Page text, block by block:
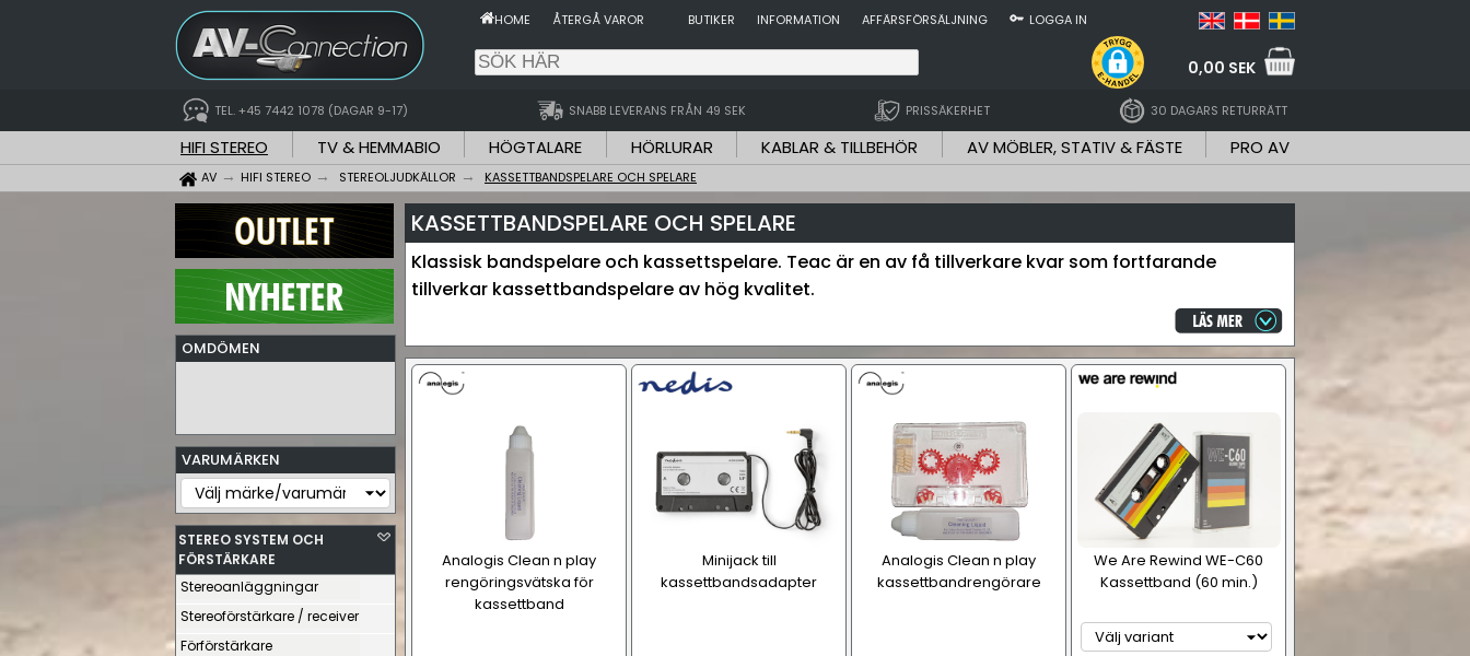
HOME ÅTERGÅ VAROR BUTIKER INFORMATION AFFÄRSFÖRSÄLJNING LOGGA IN
0,00 SEK
TEL. +45 7442 1078 (DAGAR 9-17) SNABB LEVERANS FRÅN 49 SEK PRISSÄKERHET 30 DAGARS RETURRÄTT
HIFI STEREO TV & HEMMABIO HÖGTALARE HÖRLURAR KABLAR & TILLBEHÖR AV MÖBLER, STATIV & FÄSTE PRO AV
AV HIFI STEREO STEREOLJUDKÄLLOR KASSETTBANDSPELARE OCH SPELARE
OMDÖMEN
VARUMÄRKEN
STEREO SYSTEM OCH
FÖRSTÄRKARE
Stereoanläggningar
Stereoförstärkare / receiver
Förförstärkare
KASSETTBANDSPELARE OCH SPELARE
Klassisk bandspelare och kassettspelare. Teac är en av få tillverkare kvar som fortfarande
tillverkar kassettbandspelare av hög kvalitet.
Analogis Clean n play
rengöringsvätska för
kassettband
Minijack till
kassettbandsadapter
Analogis Clean n play
kassettbandrengörare
We Are Rewind WE-C60
Kassettband (60 min.)